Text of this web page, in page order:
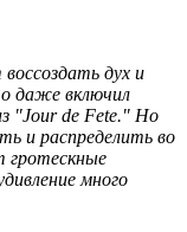
дух и
даже включил
"Jour de Fete." Но
и распределить во
гротескные
много